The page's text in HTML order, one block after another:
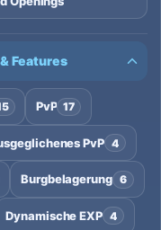
Features
PvP 17
PvP 4
Burgbelagerung 6
Dynamische EXP 4